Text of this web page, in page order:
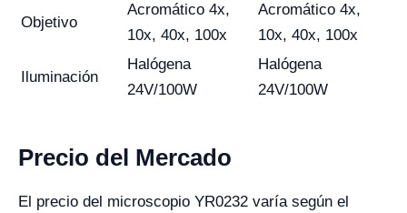
Objetivo
Acromático 4x,
10x, 40x, 100x
Acromático 4x,
10x, 40x, 100x
Iluminación
Halógena
24V/100W
Halógena
24V/100W
Precio del Mercado
El precio del microscopio YR0232 varía según el